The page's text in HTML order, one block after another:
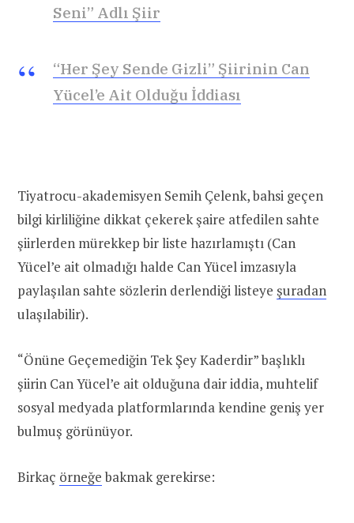
Seni” Adlı Şiir
“Her Şey Sende Gizli” Şiirinin Can
Yücel’e Ait Olduğu İddiası
Tiyatrocu-akademisyen Semih Çelenk, bahsi geçen
bilgi kirliliğine dikkat çekerek şaire atfedilen sahte
şiirlerden mürekkep bir liste hazırlamıştı (Can
Yücel’e ait olmadığı halde Can Yücel imzasıyla
paylaşılan sahte sözlerin derlendiği listeye şuradan
ulaşılabilir).
“Önüne Geçemediğin Tek Şey Kaderdir” başlıklı
şiirin Can Yücel’e ait olduğuna dair iddia, muhtelif
sosyal medyada platformlarında kendine geniş yer
bulmuş görünüyor.
Birkaç örneğebakmak gerekirse: